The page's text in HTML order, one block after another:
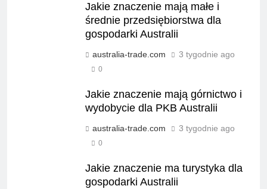
Jakie znaczenie mają małe i
średnie przedsiębiorstwa dla
gospodarki Australii
australia-trade.com 3 tygodnie ago
0
Jakie znaczenie mają górnictwo i
wydobycie dla PKB Australii
australia-trade.com 3 tygodnie ago
0
Jakie znaczenie ma turystyka dla
gospodarki Australii